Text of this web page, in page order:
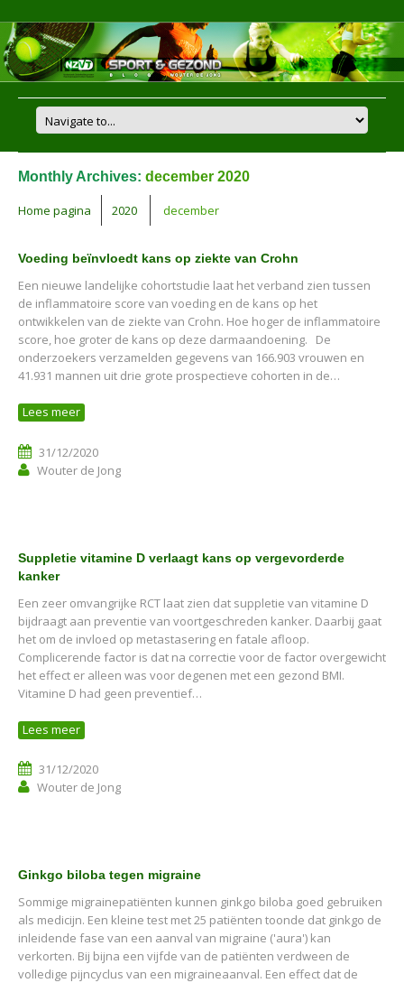
Monthly Archives: december 2020
Home pagina 2020 december
Voeding beïnvloedt kans op ziekte van Crohn
Een nieuwe landelijke cohortstudie laat het verband zien tussen
de inflammatoire score van voeding en de kans op het
ontwikkelen van de ziekte van Crohn. Hoe hoger de inflammatoire
score, hoe groter de kans op deze darmaandoening. De
onderzoekers verzamelden gegevens van 166.903 vrouwen en
41.931 mannen uit drie grote prospectieve cohorten in de…
Lees meer
31/12/2020
Wouter de Jong
Suppletie vitamine D verlaagt kans op vergevorderde
kanker
Een zeer omvangrijke RCT laat zien dat suppletie van vitamine D
bijdraagt aan preventie van voortgeschreden kanker. Daarbij gaat
het om de invloed op metastasering en fatale afloop.
Complicerende factor is dat na correctie voor de factor overgewicht
het effect er alleen was voor degenen met een gezond BMI.
Vitamine D had geen preventief…
Lees meer
31/12/2020
Wouter de Jong
Ginkgo biloba tegen migraine
Sommige migrainepatiënten kunnen ginkgo biloba goed gebruiken
als medicijn. Een kleine test met 25 patiënten toonde dat ginkgo de
inleidende fase van een aanval van migraine ('aura') kan
verkorten. Bij bijna een vijfde van de patiënten verdween de
volledige pijncyclus van een migraineaanval. Een effect dat de